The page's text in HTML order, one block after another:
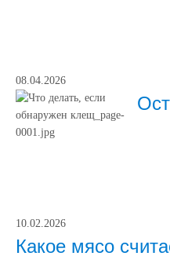
08.04.2026
10.02.2026
Какое мясо